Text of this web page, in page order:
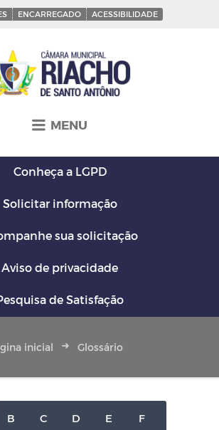
ENCARREGADO ACESSIBILIDADE
MENU
Conheça a LGPD
Solicitar informação
sua solicitação
Aviso de privacidade
de Satisfação
inicial Glossário
B C D E F